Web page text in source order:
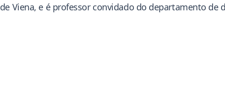
Viena, e é professor convidado do departamento de